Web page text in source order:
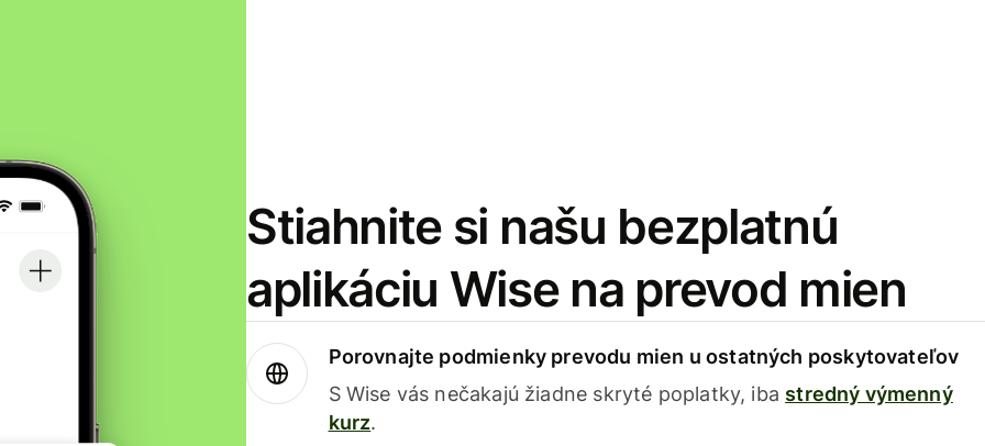
Stiahnite si našu bezplatnú
aplikáciu Wise na prevod mien
Porovnajte podmienky prevodu mien u ostatných poskytovateľov
S Wise vás nečakajú žiadne skryté poplatky, iba stredný výmenný
kurz.